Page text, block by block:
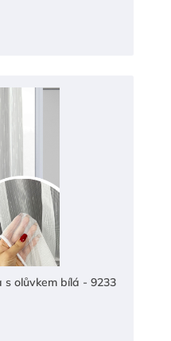
olůvkem bílá - 9233